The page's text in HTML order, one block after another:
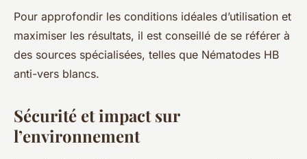
Pour approfondir les conditions idéales d’utilisation et
maximiser les résultats, il est conseillé de se référer à
des sources spécialisées, telles que Nématodes HB
anti-vers blancs.
Sécurité et impact sur
l’environnement